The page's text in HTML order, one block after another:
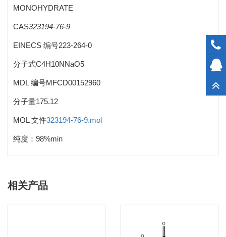
MONOHYDRATE
CAS323194-76-9
EINECS 编号223-264-0
分子式C4H10NNaO5
MDL 编号MFCD00152960
分子量175.12
MOL 文件323194-76-9.mol
纯度：98%min
相关产品